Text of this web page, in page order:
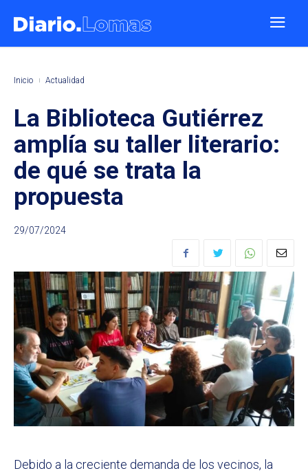
Inicio Actualidad
La Biblioteca Gutiérrez
amplía su taller literario:
de qué se trata la
propuesta
29/07/2024
Debido a la creciente demanda de los vecinos, la